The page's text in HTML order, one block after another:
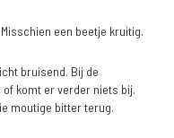
een beetje kruitig.
bruisend. Bij de
of komt er verder niets bij.
moutige bitter terug.